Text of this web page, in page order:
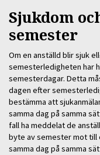
Sjukdom
semester
Om en anställd blir sjuk
semesterledigheten har
semesterdagar. Detta
dagen efter
bestämma att
samma dag på samma
fall ha meddelat de
byte av semester mot till
samma dag på samma